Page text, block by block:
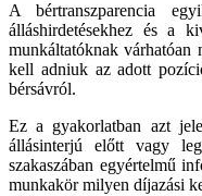
A bértranszparencia
álláshirdetésekhez és a
munkáltatóknak várhatóan
kell adniuk az adott
bérsávról.
Ez a gyakorlatban azt
állásinterjú előtt vagy
szakaszában egyértelmű
munkakör milyen díjazási